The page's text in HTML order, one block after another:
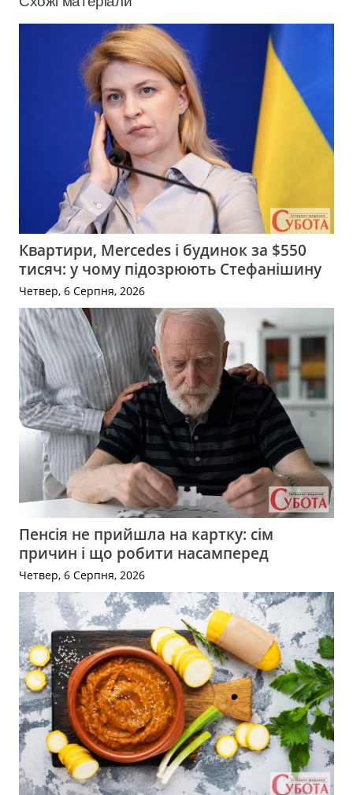
Квартири, Mercedes і будинок за $550
тисяч: у чому підозрюють Стефанішину
Четвер, 6 Серпня, 2026
Пенсія не прийшла на картку: сім
причин і що робити насамперед
Четвер, 6 Серпня, 2026